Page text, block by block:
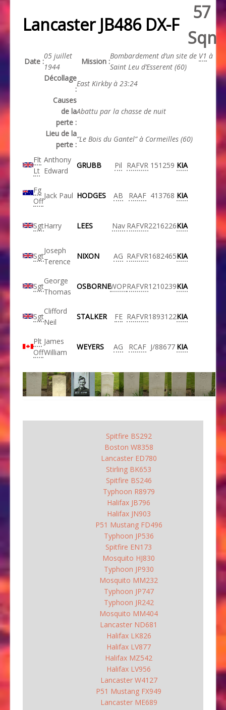
Lancaster JB486 DX-F
57
Sqn
Date :
05 juillet
1944
Mission :
Bombardement d’un site de V1 à
Saint Leu d’Esserent (60)
Décollage
:
East Kirkby à 23:24
Causes
de la
perte :
Abattu par la chasse de nuit
Lieu de la
perte :
“Le Bois du Gantel” à Cormeilles (60)
Flt
Lt
Anthony
Edward
GRUBB Pil RAFVR 151259 KIA
Fg
Off
Jack Paul HODGES AB RAAF 413768 KIA
SgtHarry LEES Nav RAFVR2216226KIA
Sgt
Joseph
Terence
NIXON AG RAFVR1682465KIA
Sgt
George
Thomas
OSBORNEWOPRAFVR1210239KIA
Sgt
Clifford
Neil
STALKER FE RAFVR1893122KIA
Plt
Off
James
William
WEYERS AG RCAF J/88677 KIA
Spitfire BS292
Boston W8358
Lancaster ED780
Stirling BK653
Spitfire BS246
Typhoon R8979
Halifax JB796
Halifax JN903
P51 Mustang FD496
Typhoon JP536
Spitfire EN173
Mosquito HJ830
Typhoon JP930
Mosquito MM232
Typhoon JP747
Typhoon JR242
Mosquito MM404
Lancaster ND681
Halifax LK826
Halifax LV877
Halifax MZ542
Halifax LV956
Lancaster W4127
P51 Mustang FX949
Lancaster ME689